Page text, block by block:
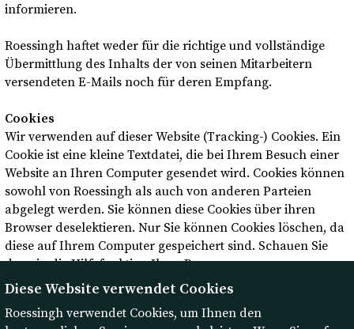
Diese Website verwendet Cookies
Roessingh verwendet Cookies, um Ihnen den
informieren.
Roessingh haftet weder für die richtige und vollständige
Übermittlung des Inhalts der von seinen Mitarbeitern
versendeten E-Mails noch für deren Empfang.
Cookies
Wir verwenden auf dieser Website (Tracking-) Cookies. Ein
Cookie ist eine kleine Textdatei, die bei Ihrem Besuch einer
Website an Ihren Computer gesendet wird. Cookies können
sowohl von Roessingh als auch von anderen Parteien
abgelegt werden. Sie können diese Cookies über ihren
Browser deselektieren. Nur Sie können Cookies löschen, da
diese auf Ihrem Computer gespeichert sind. Schauen Sie
dazu in die Hilfefunktion Ihres Browsers.